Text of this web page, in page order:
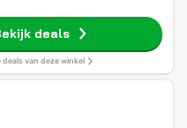
deals
deals van deze winkel